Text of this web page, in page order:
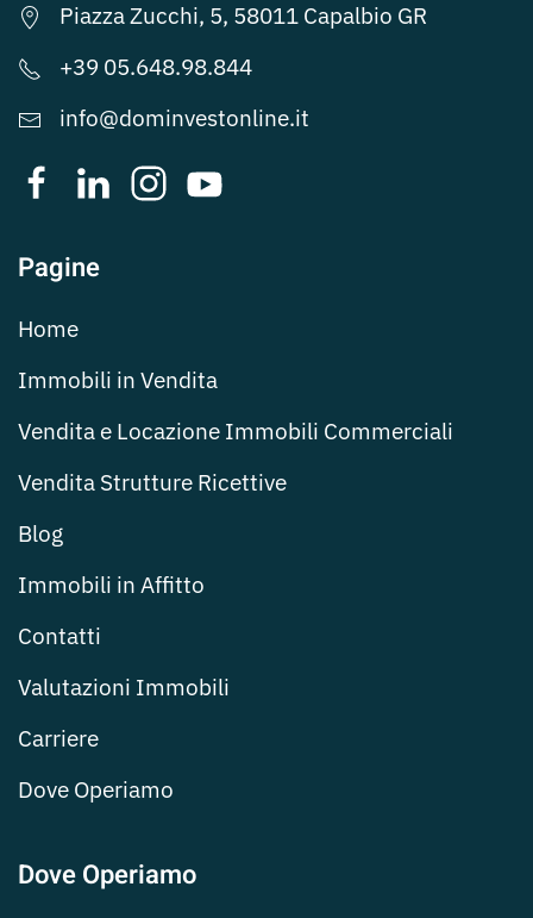
Piazza Zucchi, 5, 58011 Capalbio GR
+39 05.648.98.844
info@dominvestonline.it
Pagine
Home
Immobili in Vendita
Vendita e Locazione Immobili Commerciali
Vendita Strutture Ricettive
Blog
Immobili in Affitto
Contatti
Valutazioni Immobili
Carriere
Dove Operiamo
Dove Operiamo